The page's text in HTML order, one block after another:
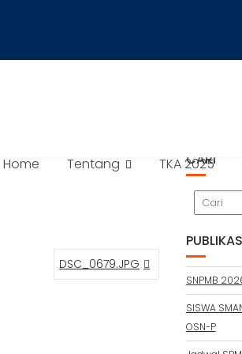
Home Tentang TKA 2025
DSC_0679.JPG
CARI
SNPMB
SISWA
OSN-P